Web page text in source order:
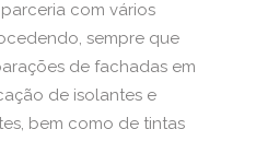
com vários
sempre que
de fachadas em
de isolantes e
bem como de tintas